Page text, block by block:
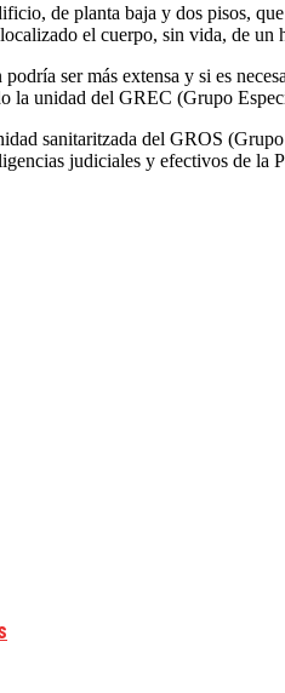
de planta baja y dos pisos,
el cuerpo, sin vida, de un
ser más extensa y si es
la unidad del GREC (Grupo
sanitaritzada del GROS
judiciales y efectivos de la